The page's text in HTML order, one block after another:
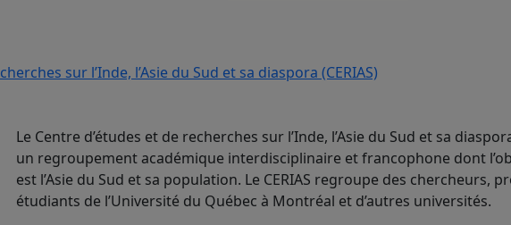
Le Centre d’études et de recherches sur l’Inde, l’Asie du Sud et sa
un regroupement académique interdisciplinaire et francophone dont
est l’Asie du Sud et sa population. Le CERIAS regroupe des chercheurs,
étudiants de l’Université du Québec à Montréal et d’autres universités.